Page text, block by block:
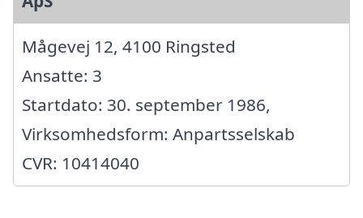
Mågevej 12, 4100 Ringsted
Ansatte: 3
Startdato: 30. september 1986,
Virksomhedsform: Anpartsselskab
CVR: 10414040